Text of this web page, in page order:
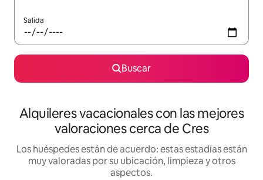
Salida
Buscar
Alquileres vacacionales con las mejores
valoraciones cerca de Cres
Los huéspedes están de acuerdo: estas estadías están
muy valoradas por su ubicación, limpieza y otros
aspectos.